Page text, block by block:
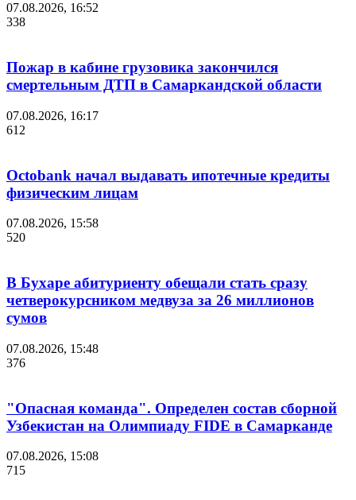
07.08.2026, 16:52
338
Пожар в кабине грузовика закончился
смертельным ДТП в Самаркандской области
07.08.2026, 16:17
612
Octobank начал выдавать ипотечные кредиты
физическим лицам
07.08.2026, 15:58
520
В Бухаре абитуриенту обещали стать сразу
четверокурсником медвуза за 26 миллионов
сумов
07.08.2026, 15:48
376
"Опасная команда". Определен состав сборной
Узбекистан на Олимпиаду FIDE в Самарканде
07.08.2026, 15:08
715